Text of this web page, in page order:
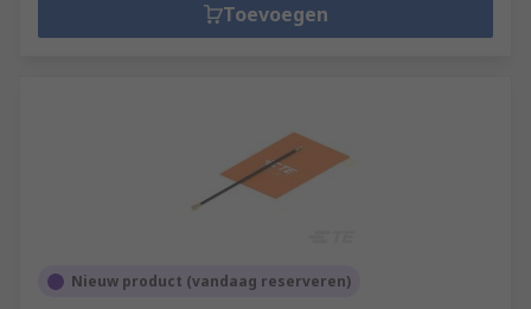
Toevoegen
Nieuw product (vandaag reserveren)